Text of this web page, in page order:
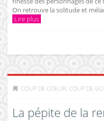
On retrouve la solitude et
Lire plus
COUP DE COEUR, COUP DE
La pépite de la